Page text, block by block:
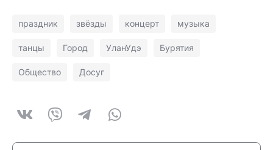
праздник звёзды концерт музыка
танцы Город УланУдэ Бурятия
Общество Досуг